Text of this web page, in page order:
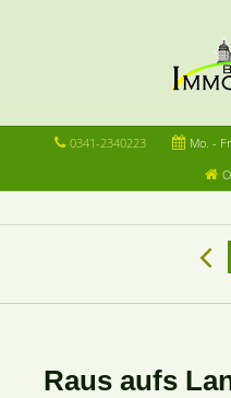
0341-2340223 Mo. -
Raus aufs